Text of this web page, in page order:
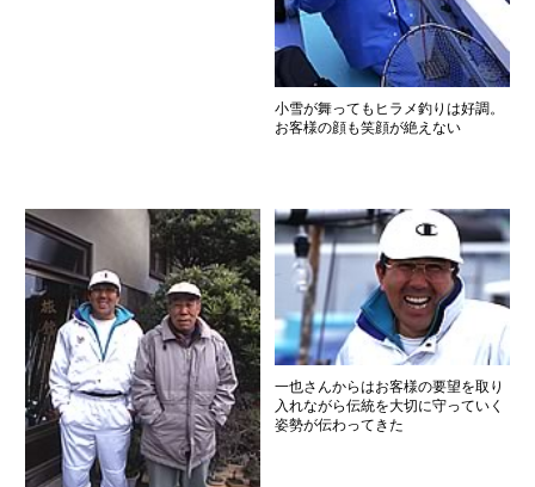
小雪が舞ってもヒラメ釣りは好調。
お客様の顔も笑顔が絶えない
一也さんからはお客様の要望を取り
入れながら伝統を大切に守っていく
姿勢が伝わってきた